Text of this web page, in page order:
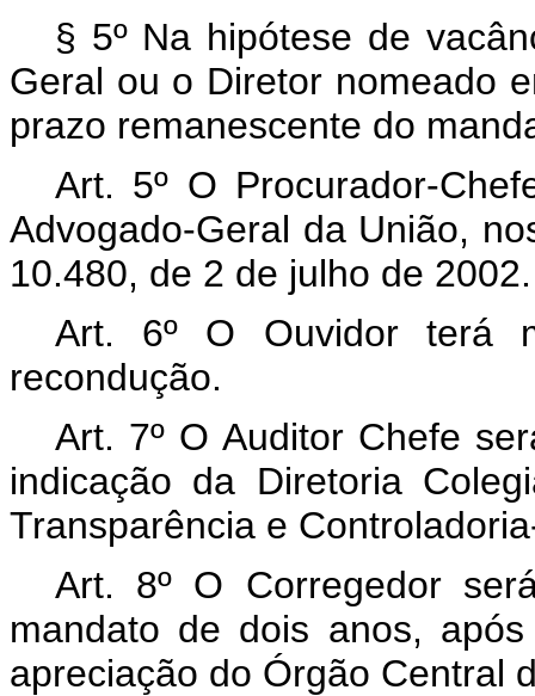
§ 5º Na hipótese de
Geral ou o Diretor nomeado
prazo remanescente do
Art. 5º O Procurador-
Advogado-Geral da União,
10.480, de 2 de julho de 2002.
Art. 6º O Ouvidor terá
recondução.
Art. 7º O Auditor Chefe
indicação da Diretoria
Transparência e
Art. 8º O Corregedor
mandato de dois anos,
apreciação do Órgão Central